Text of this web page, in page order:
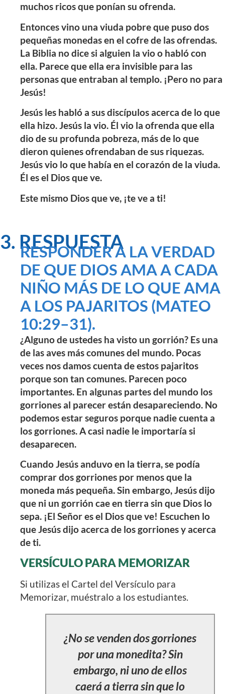
muchos ricos que ponían su ofrenda.
Entonces vino una viuda pobre que puso dos
pequeñas monedas en el cofre de las ofrendas.
La Biblia no dice si alguien la vio o habló con
ella. Parece que ella era invisible para las
personas que entraban al templo. ¡Pero no para
Jesús!
Jesús les habló a sus discípulos acerca de lo que
ella hizo. Jesús la vio. Él vio la ofrenda que ella
dio de su profunda pobreza, más de lo que
dieron quienes ofrendaban de sus riquezas.
Jesús vio lo que había en el corazón de la viuda.
Él es el Dios que ve.
Este mismo Dios que ve, ¡te ve a ti!
3. RESPUESTA
RESPONDER A LA VERDAD
DE QUE DIOS AMA A CADA
NIÑO MÁS DE LO QUE AMA
A LOS PAJARITOS (MATEO
10:29–31).
¿Alguno de ustedes ha visto un gorrión? Es una
de las aves más comunes del mundo. Pocas
veces nos damos cuenta de estos pajaritos
porque son tan comunes. Parecen poco
importantes. En algunas partes del mundo los
gorriones al parecer están desapareciendo. No
podemos estar seguros porque nadie cuenta a
los gorriones. A casi nadie le importaría si
desaparecen.
Cuando Jesús anduvo en la tierra, se podía
comprar dos gorriones por menos que la
moneda más pequeña. Sin embargo, Jesús dijo
que ni un gorrión cae en tierra sin que Dios lo
sepa. ¡El Señor es el Dios que ve! Escuchen lo
que Jesús dijo acerca de los gorriones y acerca
de ti.
VERSÍCULO PARA MEMORIZAR
Si utilizas el Cartel del Versículo para
Memorizar, muéstralo a los estudiantes.
¿No se venden dos gorriones
por una monedita? Sin
embargo, ni uno de ellos
caerá a tierra sin que lo